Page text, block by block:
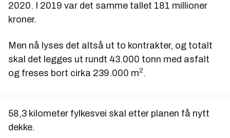
2020. I 2019 var det samme tallet 181 millioner
kroner.
Men nå lyses det altså ut to kontrakter, og totalt
skal det legges ut rundt 43.000 tonn med asfalt
og freses bort cirka 239.000 m2 .
58,3 kilometer fylkesvei skal etter planen få nytt
dekke.